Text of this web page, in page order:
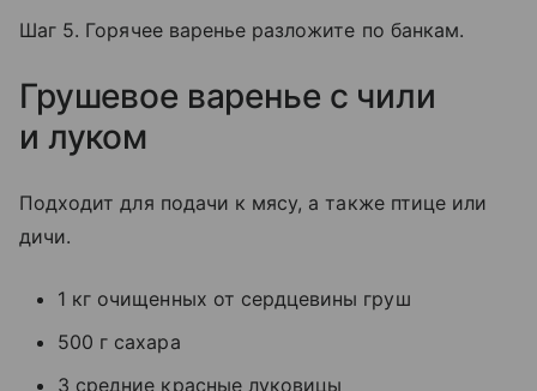
Шаг 5. Горячее варенье разложите по банкам.
Грушевое варенье с чили
и луком
Подходит для подачи к мясу, а также птице или
дичи.
1 кг очищенных от сердцевины груш
500 г сахара
3 средние красные луковицы